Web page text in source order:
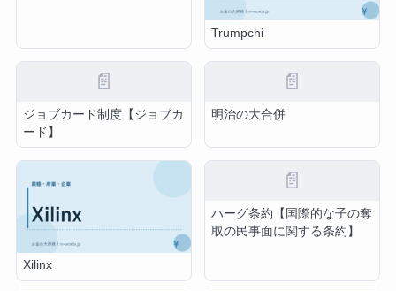
Trumpchi
📄
ジョブカード制度【ジョブカ
ード】
📄
明治の大合併
Xilinx
📄
ハーグ条約【国際的な子の奪
取の民事面に関する条約】